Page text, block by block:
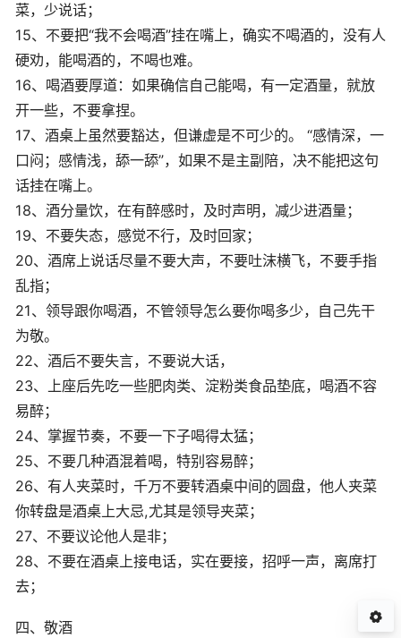
菜，少说话；
15、不要把“我不会喝酒”挂在嘴上，确实不喝酒的，没有人
硬劝，能喝酒的，不喝也难。
16、喝酒要厚道：如果确信自己能喝，有一定酒量，就放
开一些，不要拿捏。
17、酒桌上虽然要豁达，但谦虚是不可少的。 “感情深，一
口闷；感情浅，舔一舔”，如果不是主副陪，决不能把这句
话挂在嘴上。
18、酒分量饮，在有醉感时，及时声明，减少进酒量；
19、不要失态，感觉不行，及时回家；
20、酒席上说话尽量不要大声，不要吐沫横飞，不要手指
乱指；
21、领导跟你喝酒，不管领导怎么要你喝多少，自己先干
为敬。
22、酒后不要失言，不要说大话，
23、上座后先吃一些肥肉类、淀粉类食品垫底，喝酒不容
易醉；
24、掌握节奏，不要一下子喝得太猛；
25、不要几种酒混着喝，特别容易醉；
26、有人夹菜时，千万不要转酒桌中间的圆盘，他人夹菜
你转盘是酒桌上大忌,尤其是领导夹菜；
27、不要议论他人是非；
28、不要在酒桌上接电话，实在要接，招呼一声，离席打
去；
四、敬酒